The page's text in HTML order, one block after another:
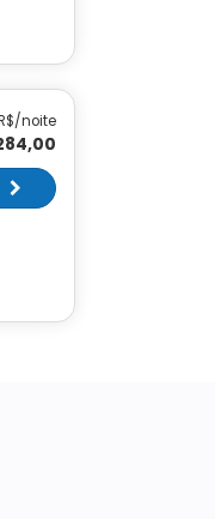
noite